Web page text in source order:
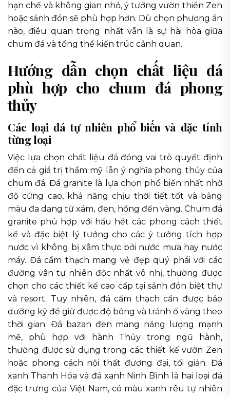
hạn chế và không gian nhỏ, ý tưởng vườn thiền Zen
hoặc sảnh đón sẽ phù hợp hơn. Dù chọn phương án
nào, điều quan trọng nhất vẫn là sự hài hòa giữa
chum đá và tổng thể kiến trúc cảnh quan.
Hướng dẫn chọn chất liệu đá
phù hợp cho chum đá phong
thủy
Các loại đá tự nhiên phổ biến và đặc tính
từng loại
Việc lựa chọn chất liệu đá đóng vai trò quyết định
đến cả giá trị thẩm mỹ lẫn ý nghĩa phong thủy của
chum đá. Đá granite là lựa chọn phổ biến nhất nhờ
độ cứng cao, khả năng chịu thời tiết tốt và bảng
màu đa dạng từ xám, đen, hồng đến vàng. Chum đá
granite phù hợp với hầu hết các phong cách thiết
kế và đặc biệt lý tưởng cho các ý tưởng tích hợp
nước vì không bị xâm thực bởi nước mưa hay nước
máy. Đá cẩm thạch mang vẻ đẹp quý phái với các
đường vân tự nhiên độc nhất vô nhị, thường được
chọn cho các thiết kế cao cấp tại sảnh đón biệt thự
và resort. Tuy nhiên, đá cẩm thạch cần được bảo
dưỡng kỹ để giữ được độ bóng và tránh ố vàng theo
thời gian. Đá bazan đen mang năng lượng mạnh
mẽ, phù hợp với hành Thủy trong ngũ hành,
thường được sử dụng trong các thiết kế vườn Zen
hoặc phong cách nội thất đương đại, tối giản. Đá
xanh Thanh Hóa và đá xanh Ninh Bình là hai loại đá
đặc trưng của Việt Nam, có màu xanh rêu tự nhiên